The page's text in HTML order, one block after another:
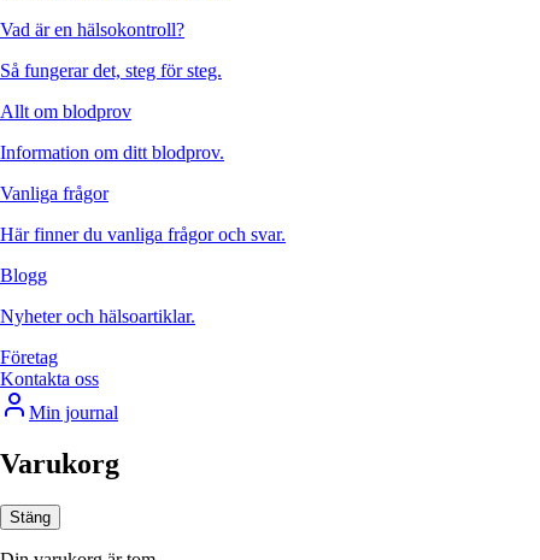
Vad är en hälsokontroll?
Så fungerar det, steg för steg.
Allt om blodprov
Information om ditt blodprov.
Vanliga frågor
Här finner du vanliga frågor och svar.
Blogg
Nyheter och hälsoartiklar.
Företag
Kontakta oss
Min journal
Varukorg
Stäng